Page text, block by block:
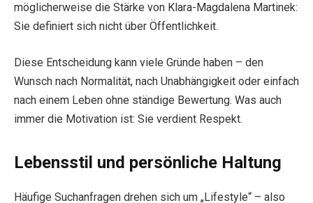
möglicherweise die Stärke von Klara-Magdalena Martinek:
Sie definiert sich nicht über Öffentlichkeit.
Diese Entscheidung kann viele Gründe haben – den
Wunsch nach Normalität, nach Unabhängigkeit oder einfach
nach einem Leben ohne ständige Bewertung. Was auch
immer die Motivation ist: Sie verdient Respekt.
Lebensstil und persönliche Haltung
Häufige Suchanfragen drehen sich um „Lifestyle“ – also